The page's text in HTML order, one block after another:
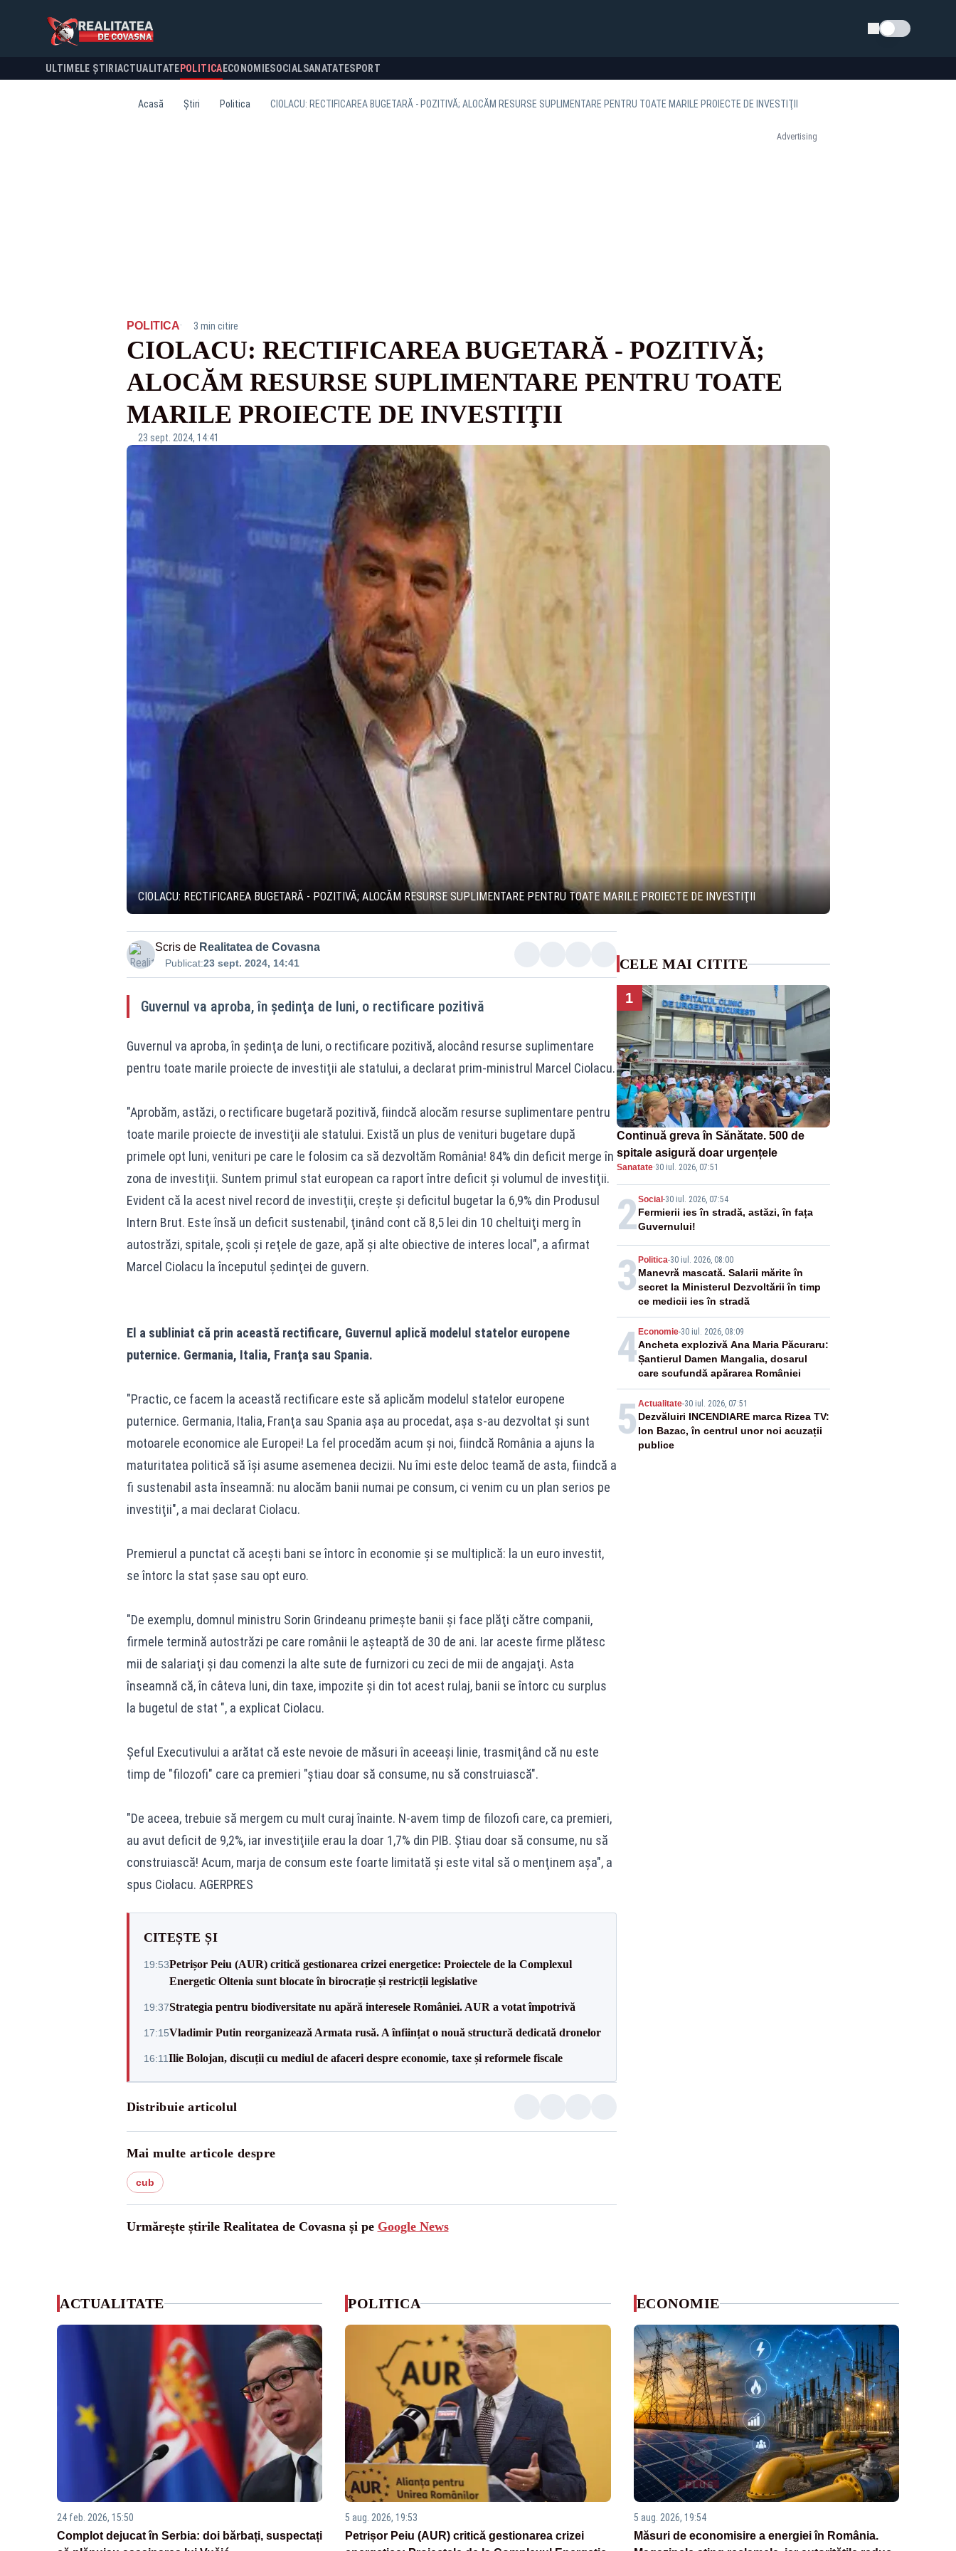
Schimba tema
ULTIMELE ȘTIRI ACTUALITATE POLITICA ECONOMIESOCIALSANATATESPORT
Acasă Știri Politica CIOLACU: RECTIFICAREA BUGETARĂ - POZITIVĂ; ALOCĂM RESURSE SUPLIMENTARE PENTRU TOATE MARILE PROIECTE DE INVESTIŢII
Advertising
POLITICA· 3 min citire
CIOLACU: RECTIFICAREA BUGETARĂ - POZITIVĂ;
ALOCĂM RESURSE SUPLIMENTARE PENTRU TOATE
MARILE PROIECTE DE INVESTIŢII
23 sept. 2024, 14:41
CIOLACU: RECTIFICAREA BUGETARĂ - POZITIVĂ; ALOCĂM RESURSE SUPLIMENTARE PENTRU TOATE MARILE PROIECTE DE INVESTIŢII
Scris de Realitatea de Covasna
Publicat:23 sept. 2024, 14:41
Guvernul va aproba, în şedinţa de luni, o rectificare pozitivă
Guvernul va aproba, în şedinţa de luni, o rectificare pozitivă, alocând resurse suplimentare
pentru toate marile proiecte de investiţii ale statului, a declarat prim-ministrul Marcel Ciolacu.
"Aprobăm, astăzi, o rectificare bugetară pozitivă, fiindcă alocăm resurse suplimentare pentru
toate marile proiecte de investiţii ale statului. Există un plus de venituri bugetare după
primele opt luni, venituri pe care le folosim ca să dezvoltăm România! 84% din deficit merge în
zona de investiţii. Suntem primul stat european ca raport între deficit şi volumul de investiţii.
Evident că la acest nivel record de investiţii, creşte şi deficitul bugetar la 6,9% din Produsul
Intern Brut. Este însă un deficit sustenabil, ţinând cont că 8,5 lei din 10 cheltuiţi merg în
autostrăzi, spitale, şcoli şi reţele de gaze, apă şi alte obiective de interes local", a afirmat
Marcel Ciolacu la începutul şedinţei de guvern.
El a subliniat că prin această rectificare, Guvernul aplică modelul statelor europene
puternice. Germania, Italia, Franţa sau Spania.
"Practic, ce facem la această rectificare este să aplicăm modelul statelor europene
puternice. Germania, Italia, Franţa sau Spania aşa au procedat, aşa s-au dezvoltat şi sunt
motoarele economice ale Europei! La fel procedăm acum şi noi, fiindcă România a ajuns la
maturitatea politică să îşi asume asemenea decizii. Nu îmi este deloc teamă de asta, fiindcă a
fi sustenabil asta înseamnă: nu alocăm banii numai pe consum, ci venim cu un plan serios pe
investiţii", a mai declarat Ciolacu.
Premierul a punctat că aceşti bani se întorc în economie şi se multiplică: la un euro investit,
se întorc la stat şase sau opt euro.
"De exemplu, domnul ministru Sorin Grindeanu primeşte banii şi face plăţi către companii,
firmele termină autostrăzi pe care românii le aşteaptă de 30 de ani. Iar aceste firme plătesc
mii de salariaţi şi dau comenzi la alte sute de furnizori cu zeci de mii de angajaţi. Asta
înseamnă că, în câteva luni, din taxe, impozite şi din tot acest rulaj, banii se întorc cu surplus
la bugetul de stat ", a explicat Ciolacu.
Şeful Executivului a arătat că este nevoie de măsuri în aceeaşi linie, trasmiţând că nu este
timp de "filozofi" care ca premieri "ştiau doar să consume, nu să construiască".
"De aceea, trebuie să mergem cu mult curaj înainte. N-avem timp de filozofi care, ca premieri,
au avut deficit de 9,2%, iar investiţiile erau la doar 1,7% din PIB. Ştiau doar să consume, nu să
construiască! Acum, marja de consum este foarte limitată şi este vital să o menţinem aşa", a
spus Ciolacu. AGERPRES
CITEȘTE ȘI
19:53Petrișor Peiu (AUR) critică gestionarea crizei energetice: Proiectele de la Complexul
Energetic Oltenia sunt blocate în birocrație și restricții legislative
19:37Strategia pentru biodiversitate nu apără interesele României. AUR a votat împotrivă
17:15Vladimir Putin reorganizează Armata rusă. A înființat o nouă structură dedicată dronelor
16:11Ilie Bolojan, discuții cu mediul de afaceri despre economie, taxe și reformele fiscale
Distribuie articolul
Mai multe articole despre
cub
Urmărește știrile Realitatea de Covasna și pe Google News
CELE MAI CITITE
1
Continuă greva în Sănătate. 500 de
spitale asigură doar urgențele
Sanatate·30 iul. 2026, 07:51
2Social -30 iul. 2026, 07:54
Fermierii ies în stradă, astăzi, în fața
Guvernului!
3 Politica-30 iul. 2026, 08:00
Manevră mascată. Salarii mărite în
secret la Ministerul Dezvoltării în timp
ce medicii ies în stradă
4 Economie-30 iul. 2026, 08:09
Ancheta explozivă Ana Maria Păcuraru:
Șantierul Damen Mangalia, dosarul
care scufundă apărarea României
5 Actualitate-30 iul. 2026, 07:51
Dezvăluiri INCENDIARE marca Rizea TV:
Ion Bazac, în centrul unor noi acuzații
publice
ACTUALITATE
24 feb. 2026, 15:50
Complot dejucat în Serbia: doi bărbați, suspectați
POLITICA
5 aug. 2026, 19:53
Petrișor Peiu (AUR) critică gestionarea crizei
ECONOMIE
5 aug. 2026, 19:54
Măsuri de economisire a energiei în România.